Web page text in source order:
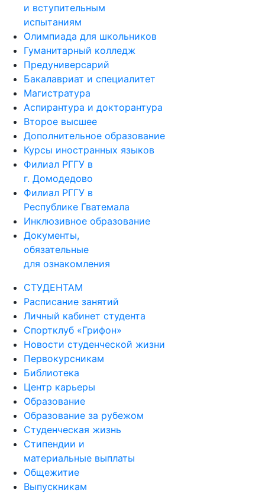
и вступительным
испытаниям
Олимпиада для школьников
Гуманитарный колледж
Предуниверсарий
Бакалавриат и специалитет
Магистратура
Аспирантура и докторантура
Второе высшее
Дополнительное образование
Курсы иностранных языков
Филиал РГГУ в
г. Домодедово
Филиал РГГУ в
Республике Гватемала
Инклюзивное образование
Документы,
обязательные
для ознакомления
СТУДЕНТАМ
Расписание занятий
Личный кабинет студента
Спортклуб «Грифон»
Новости студенческой жизни
Первокурсникам
Библиотека
Центр карьеры
Образование
Образование за рубежом
Студенческая жизнь
Стипендии и
материальные выплаты
Общежитие
Выпускникам